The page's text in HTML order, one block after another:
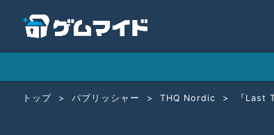
トップ パブリッシャー THQ Nordic 『Last